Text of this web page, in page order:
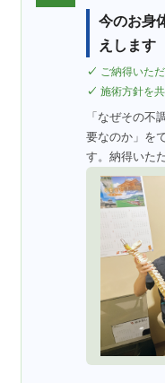
今のお身
えします
ご納得いた
施術方針を
「なぜその不
要なのか」を
す。納得いた